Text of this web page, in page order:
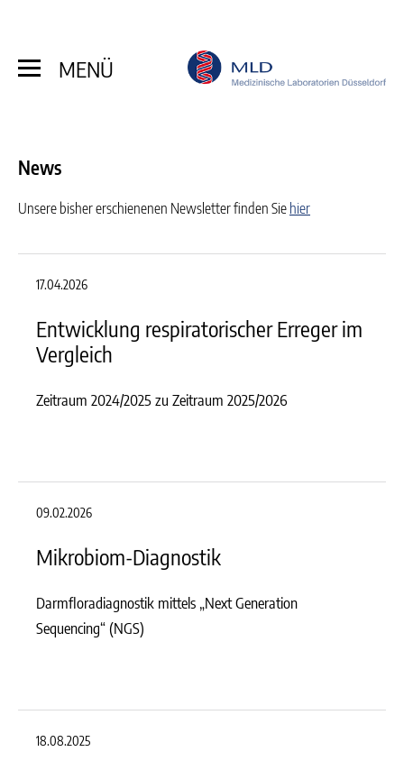
MENÜ
News
Unsere bisher erschienenen Newsletter finden Sie hier
17.04.2026
Entwicklung respiratorischer Erreger im
Vergleich
Zeitraum 2024/2025 zu Zeitraum 2025/2026
09.02.2026
Mikrobiom-Diagnostik
Darmfloradiagnostik mittels „Next Generation
Sequencing“ (NGS)
18.08.2025